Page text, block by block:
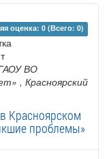
оценка: 0 (Всего: 0)
ВО
, Красноярский
Красноярском
проблемы»